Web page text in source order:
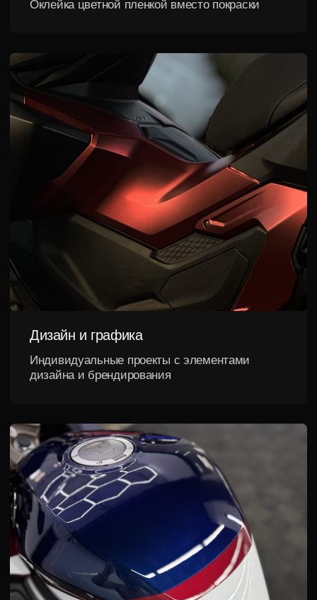
Определяем зоны
оклейки и подбираем
Аккуратно демонтируем
пластик и детали для
качественного монтажа
максимальной защитой
видимых стыков
деталей и проверка посадки
элементов
Финальный контроль
качества и осмотр
мотоцикла
Записаться на осмотр
Осмотр
и
согласование
Разбор
необходимых
элементов
Оклейка
мотоцикла
Подготовка
к выдаче
Через 7–10 дней
проверяем результат и
запускаем гарантийный
период
Контрольный
осмотр